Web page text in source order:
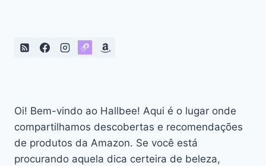
Oi! Bem-vindo ao Hallbee! Aqui é o lugar onde
compartilhamos descobertas e recomendações
de produtos da Amazon. Se você está
procurando aquela dica certeira de beleza,